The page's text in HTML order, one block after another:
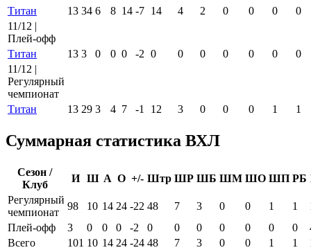
Титан
13 34 6 8 14 -7 14 4 2 0 0 0
0
11/12 |
Плей-офф
Титан
13 3 0 0 0 -2 0 0 0 0 0 0
0
11/12 |
Регулярный
чемпионат
Титан
13 29 3 4 7 -1 12 3 0 0 0 1 1
Суммарная статистика ВХЛ
Сезон /
Клуб
И Ш А О +/- Штр ШР ШБ ШМ ШО ШП РБ
Регулярный
чемпионат
98 10 14 24 -22 48 7 3 0 0 1 1
Плей-офф
3 0 0 0 -2 0 0 0 0 0 0 0
Всего
101 10 14 24 -24 48 7 3 0 0 1 1